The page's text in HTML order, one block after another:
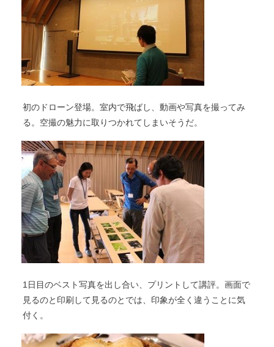
初のドローン登場。室内で飛ばし、動画や写真を撮ってみ
る。空撮の魅力に取りつかれてしまいそうだ。
1日目のベスト写真を出し合い、プリントして講評。画面で
見るのと印刷して見るのとでは、印象が全く違うことに気
付く。